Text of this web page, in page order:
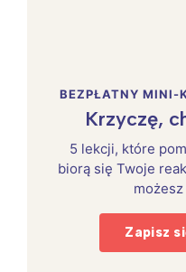
BEZPŁATNY MINI-
Krzyczę,
5 lekcji, które
biorą się Twoje
Zapisz